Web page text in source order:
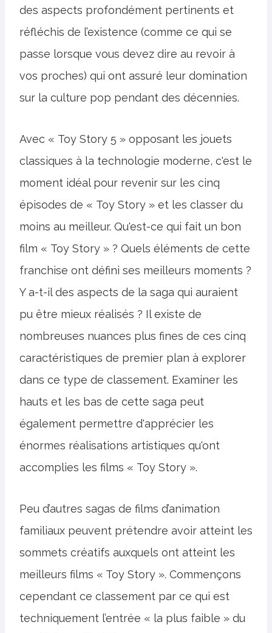
des aspects profondément pertinents et
réfléchis de l’existence (comme ce qui se
passe lorsque vous devez dire au revoir à
vos proches) qui ont assuré leur domination
sur la culture pop pendant des décennies.
Avec « Toy Story 5 » opposant les jouets
classiques à la technologie moderne, c'est le
moment idéal pour revenir sur les cinq
épisodes de « Toy Story » et les classer du
moins au meilleur. Qu'est-ce qui fait un bon
film « Toy Story » ? Quels éléments de cette
franchise ont défini ses meilleurs moments ?
Y a-t-il des aspects de la saga qui auraient
pu être mieux réalisés ? Il existe de
nombreuses nuances plus fines de ces cinq
caractéristiques de premier plan à explorer
dans ce type de classement. Examiner les
hauts et les bas de cette saga peut
également permettre d'apprécier les
énormes réalisations artistiques qu'ont
accomplies les films « Toy Story ».
Peu d’autres sagas de films d’animation
familiaux peuvent prétendre avoir atteint les
sommets créatifs auxquels ont atteint les
meilleurs films « Toy Story ». Commençons
cependant ce classement par ce qui est
techniquement l’entrée « la plus faible » du